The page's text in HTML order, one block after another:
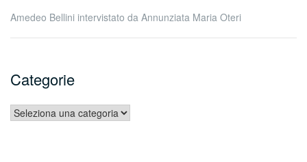
Amedeo Bellini intervistato da Annunziata Maria Oteri
Categorie